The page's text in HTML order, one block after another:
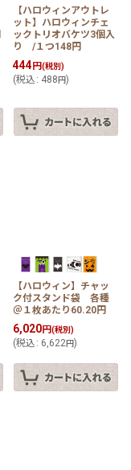
【ハロウィンアウトレ
ット】ハロウィンチェ
ックトリオバケツ3個入
り /１つ148円
444 円(税別)
(税込 : 488円)
【ハロウィン】チャッ
ク付スタンド袋 各種
＠１枚あたり60.20円
6,020円(税別)
(税込 : 6,622円)